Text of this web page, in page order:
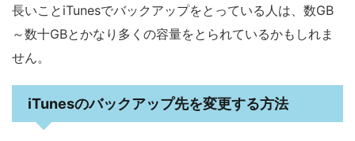
長いことiTunesでバックアップをとっている人は、数GB
～数十GBとかなり多くの容量をとられているかもしれま
せん。
iTunesのバックアップ先を変更する方法